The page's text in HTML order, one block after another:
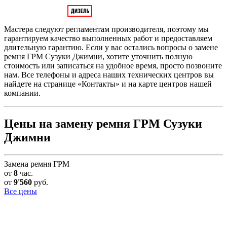
Мастера следуют регламентам производителя, поэтому мы
гарантируем качество выполненных работ и предоставляем
длительную гарантию. Если у вас остались вопросы о замене
ремня ГРМ Сузуки Джимни, хотите уточнить полную
стоимость или записаться на удобное время, просто позвоните
нам. Все телефоны и адреса наших технических центров вы
найдете на странице «Контакты» и на карте центров нашей
компании.
Цены на замену ремня ГРМ Сузуки
Джимни
Замена ремня ГРМ
от 8 час.
от 9'560 руб.
Все цены